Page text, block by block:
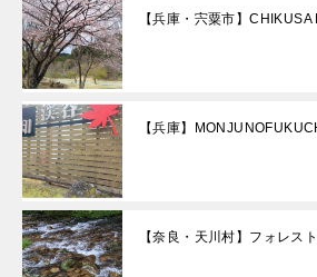
【兵庫・宍粟市】
【兵庫】
【奈良・天川村】フォレス